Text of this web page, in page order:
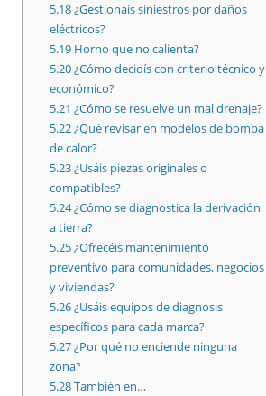
5.18¿Gestionáis siniestros por daños
eléctricos?
5.19Horno que no calienta?
5.20¿Cómo decidís con criterio técnico y
económico?
5.21 ¿Cómo se resuelve un mal drenaje?
5.22¿Qué revisar en modelos de bomba
de calor?
5.23¿Usáis piezas originales o
compatibles?
5.24¿Cómo se diagnostica la derivación
a tierra?
5.25¿Ofrecéis mantenimiento
preventivo para comunidades, negocios
y viviendas?
5.26¿Usáis equipos de diagnosis
específicos para cada marca?
5.27¿Por qué no enciende ninguna
zona?
5.28También en…